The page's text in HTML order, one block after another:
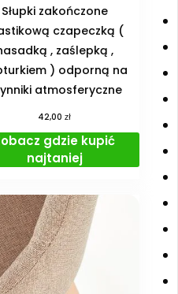
Słupki zakończone
czapeczką (
, zaślepką ,
) odporną na
atmosferyczne
42,00zł
gdzie kupić
najtaniej